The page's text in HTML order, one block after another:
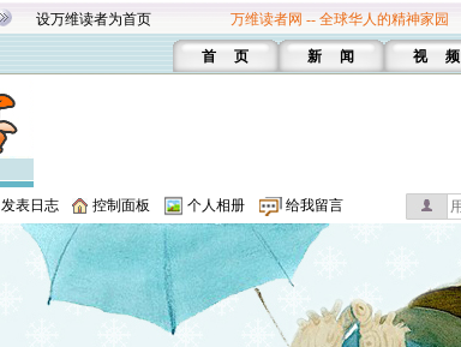
设万维读者为首页 万维读者网 -- 全球华人的精神家园
首 页 新 闻 视 频
发表日志 控制面板 个人相册 给我留言